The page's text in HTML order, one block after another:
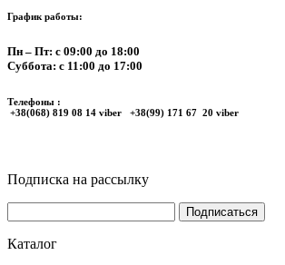
График работы:
Пн – Пт: с 09:00 до 18:00
Суббота: с 11:00 до 17:00
Телефоны :
+38(068) 819 08 14 viber +38(99) 171 67 20 viber
Подписка на рассылку
Каталог